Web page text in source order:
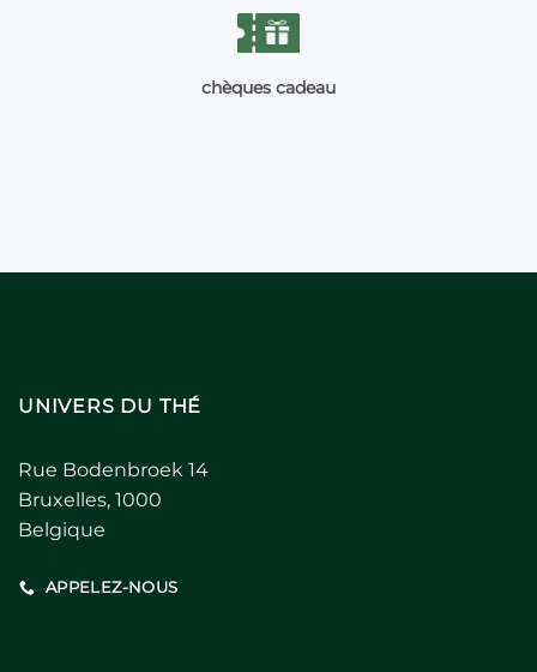
chèques cadeau
UNIVERS DU THÉ
Rue Bodenbroek 14
Bruxelles, 1000
Belgique
APPELEZ-NOUS